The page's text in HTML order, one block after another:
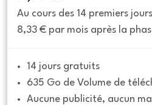
Au cours des 14 premiers jours
8,33 € par mois après la
14 jours gratuits
635 Go de Volume de
Aucune publicité, aucun